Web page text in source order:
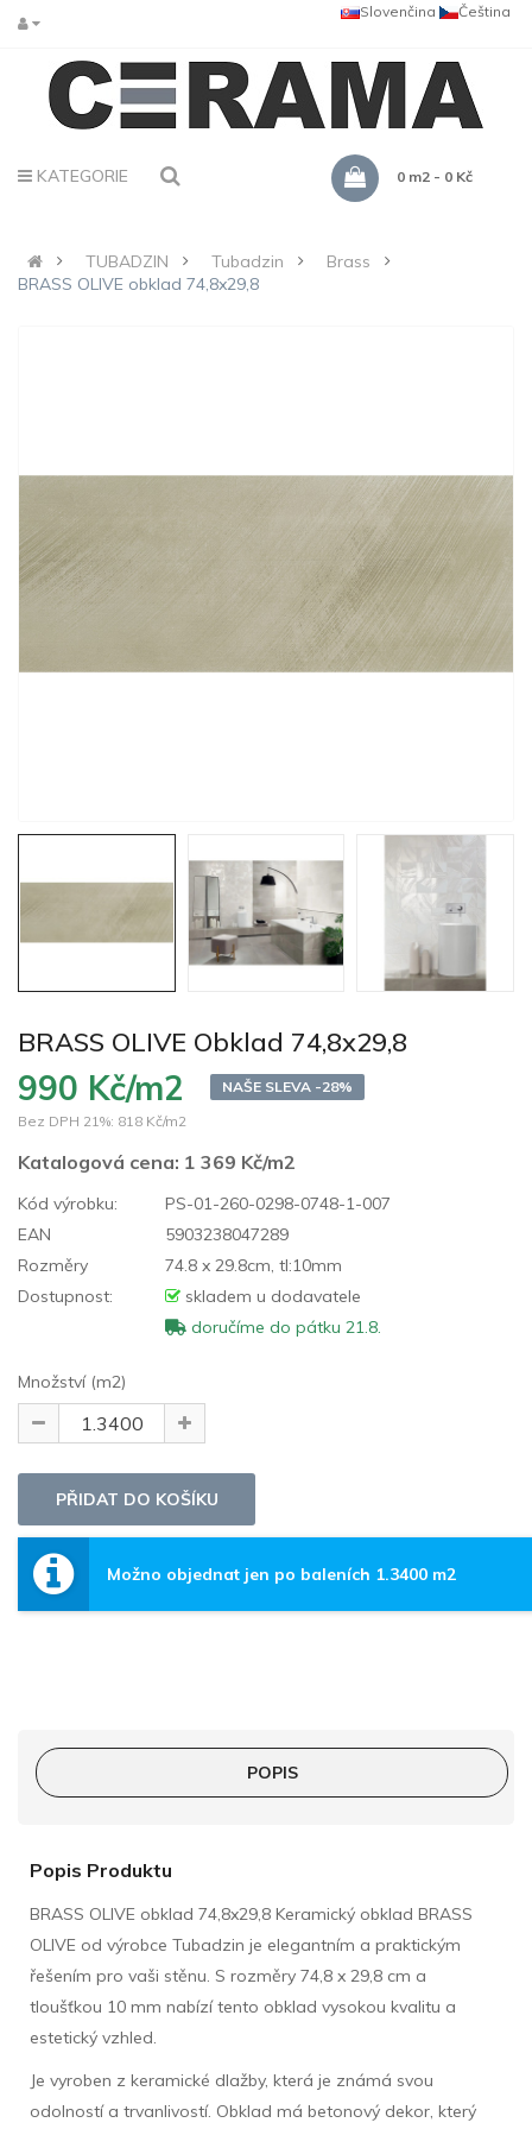
Čeština
Slovenčina
KATEGORIE 0 m2 - 0 Kč
TUBADZIN Tubadzin
Brass
BRASS OLIVE obklad 74,8x29,8
BRASS OLIVE Obklad 74,8x29,8
990 Kč/m2
NAŠE SLEVA -28%
Bez DPH 21%: 818 Kč/m2
Katalogová cena: 1 369 Kč/m2
Kód výrobku:
PS-01-260-0298-0748-1-007
EAN
5903238047289
Rozměry
74.8 x 29.8cm, tl:10mm
Dostupnost:
skladem u dodavatele
doručíme do pátku 21.8.
Množství (m2)
Možno objednat jen po baleních 1.3400 m2
POPIS
Popis Produktu
BRASS OLIVE obklad 74,8x29,8 Keramický obklad BRASS
OLIVE od výrobce Tubadzin je elegantním a praktickým
řešením pro vaši stěnu. S rozměry 74,8 x 29,8 cm a
tloušťkou 10 mm nabízí tento obklad vysokou kvalitu a
estetický vzhled.
Je vyroben z keramické dlažby, která je známá svou
odolností a trvanlivostí. Obklad má betonový dekor, který